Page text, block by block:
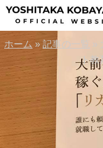
Skip
content
Skip
footer
ホーム » 記事の一覧 »
ト教